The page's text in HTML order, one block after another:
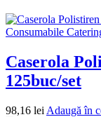
Consumabile
Caserola
125buc/set
98,16 lei Adaugă în